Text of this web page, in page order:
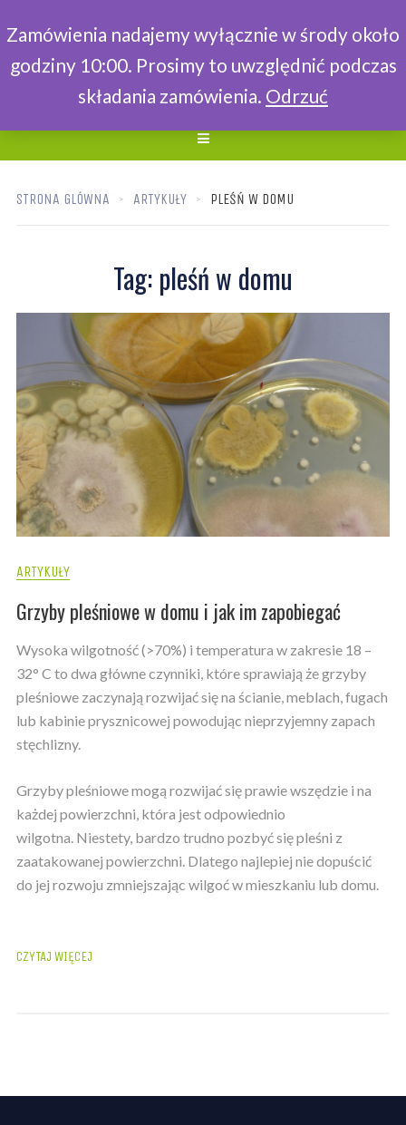
STRONA GLÓWNA ARTYKUŁY PLEŚŃ W DOMU
Tag: pleśń w domu
ARTYKUŁY
Grzyby pleśniowe w domu i jak im zapobiegać
Wysoka wilgotność (>70%) i temperatura w zakresie 18 –
32° C to dwa główne czynniki, które sprawiają że grzyby
pleśniowe zaczynają rozwijać się na ścianie, meblach, fugach
lub kabinie prysznicowej powodując nieprzyjemny zapach
stęchlizny.
Grzyby pleśniowe mogą rozwijać się prawie wszędzie i na
każdej powierzchni, która jest odpowiednio
wilgotna. Niestety, bardzo trudno pozbyć się pleśni z
zaatakowanej powierzchni. Dlatego najlepiej nie dopuścić
do jej rozwoju zmniejszając wilgoć w mieszkaniu lub domu.
Zamówienia nadajemy wyłącznie w środy około
godziny 10:00. Prosimy to uwzględnić podczas
składania zamówienia. Odrzuć